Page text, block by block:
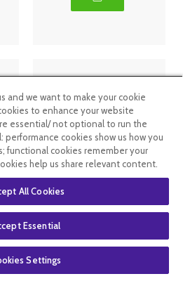
100% Pure
and we want to make your cookie
to enhance your website
essential/ not optional to run the
cookies show us how you
functional cookies remember your
help us share relevant content.
All Cookies
Essential
Settings